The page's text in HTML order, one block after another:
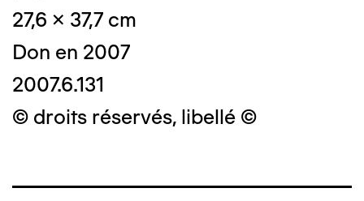
27,6 x 37,7 cm
Don en 2007
2007.6.131
© droits réservés, libellé ©